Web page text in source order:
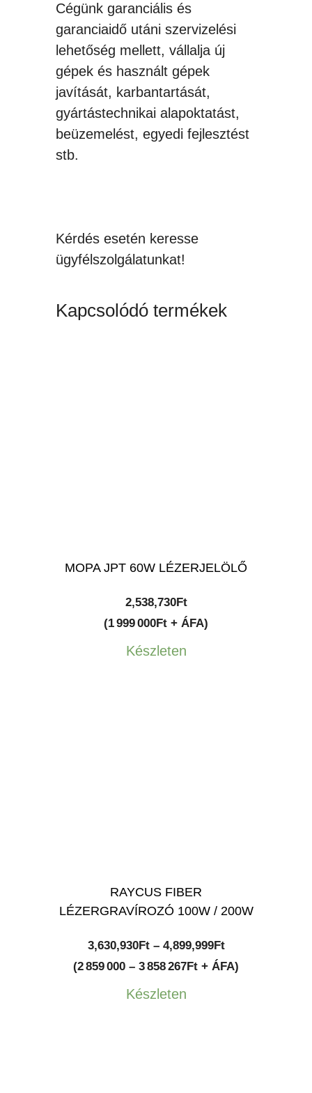
Cégünk garanciális és
garanciaidő utáni szervizelési
lehetőség mellett, vállalja új
gépek és használt gépek
javítását, karbantartását,
gyártástechnikai alapoktatást,
beüzemelést, egyedi fejlesztést
stb.
Kérdés esetén keresse
ügyfélszolgálatunkat!
Kapcsolódó termékek
MOPA JPT 60W LÉZERJELÖLŐ
2,538,730Ft
(1 999 000Ft + ÁFA)
Készleten
RAYCUS FIBER
LÉZERGRAVÍROZÓ 100W / 200W
3,630,930Ft – 4,899,999FtÁrtartomány:
3,630,930Ft
(2 859 000 – 3 858 267Ft + ÁFA)
Készleten